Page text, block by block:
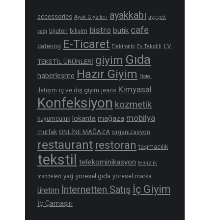
accessories Ayak Giysileri ayakkabı ayçiçek
yağı bijuteri bilişim bistro butik cafe
catering E-Ticaret Elektronik Ev Tekstili EV
TEKSTİL ÜRÜNLERİ giyim Gıda
haberleşme Hazır Giyim Hotel
iletişim iç ve dış giyim jeans Kimyasal
Konfeksiyon kozmetik
kuyumculuk lokanta mağaza mobilya
mutfak ONLİNE MAĞAZA organizasyon
restaurant restoran taşımacılık
tekstil telekominikasyon temizlik
maddeleri yağ yöresel gıda yöresel marka
üretim İnternetten Satış İç Giyim
İç Çamaşırı